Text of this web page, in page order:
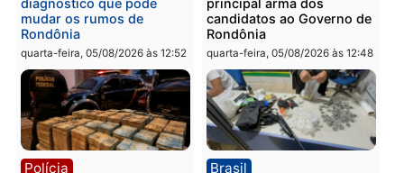
reagir a seguranças em
supermercado
quinta-feira, 06/08/2026 às 08:56
confirmado candidato a
deputado federal pelo
Republicanos
quarta-feira, 05/08/2026 às